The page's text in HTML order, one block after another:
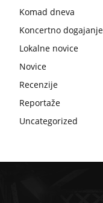
Komad dneva
Koncertno dogajanje
Lokalne novice
Novice
Recenzije
Reportaže
Uncategorized